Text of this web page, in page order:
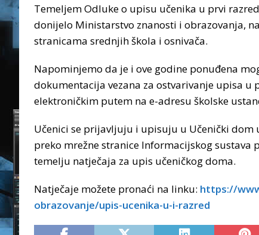
Temeljem Odluke o upisu učenika u prvi
donijelo Ministarstvo znanosti i obrazovanja,
stranicama srednjih škola i osnivača.
Napominjemo da je i ove godine ponuđena
dokumentacija vezana za ostvarivanje upisa
elektroničkim putem na e-adresu školske
Učenici se prijavljuju i upisuju u Učenički
preko mrežne stranice Informacijskog
temelju natječaja za upis učeničkog doma.
Natječaje možete pronaći na linku: https://
obrazovanje/upis-ucenika-u-i-razred